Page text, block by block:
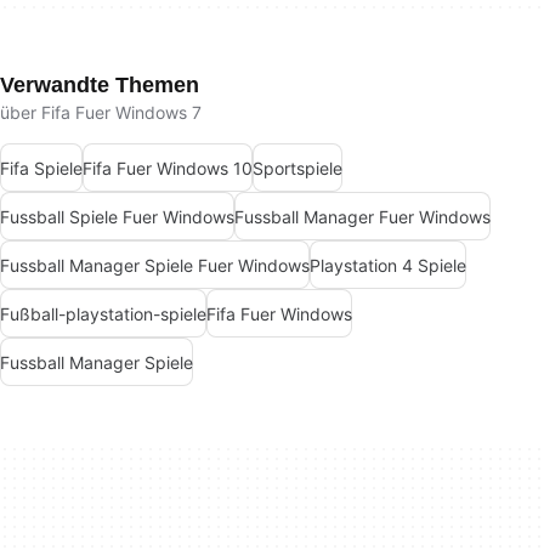
Verwandte Themen
über Fifa Fuer Windows 7
Fifa SpieleFifa Fuer Windows 10Sportspiele
Fussball Spiele Fuer WindowsFussball Manager Fuer Windows
Fussball Manager Spiele Fuer WindowsPlaystation 4 Spiele
Fußball-playstation-spieleFifa Fuer Windows
Fussball Manager Spiele